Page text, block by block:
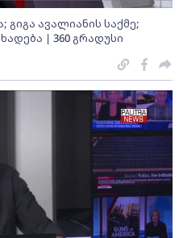
ავალიანის საქმე;
| 360 გრადუსი